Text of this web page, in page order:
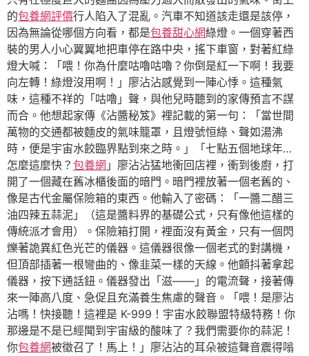
的包養網評價行人陷入了混亂。汽車不知道該走還是該停，
因為無論從哪個方向看，都是包養甜心網綠燈。一個穿著西
裝的男人小心翼翼地把車停在路中央，搖下車窗，對著紅綠
燈大喊：「喂！你為什麼咕嚕咕嚕？你倒是紅一下啊！我要
向左轉！綠燈沒用啊！」廖沾沾感覺到一陣心悸。這種氣
味，這種不祥的「咕嚕」聲，與他兒時聽到的家傳預言不謀
而合。他想起家傳《沾醬秘笈》裡記載的第一句：「當世間
萬物的交通都被麵皮的氣味籠罩，且燈號恒綠、聲如湯沸
時，便是宇宙水餃臨界點到來之時。」「七點五個地球年…
怎麼這麼快？ 包養網 」廖沾沾猛地衝回店裡，衝到後廚，打
開了一個藏在舊冰櫃後面的暗門。暗門裡放著一個老舊的、
像是古代金屬保險箱的東西。他輸入了密碼：「一醬二醋三
油四辣五蒜泥」（這是醬料界的基礎公式，只有像他這樣的
傳統派才會用）。保險箱打開，裡面沒有黃金，只有一個閃
爍著詭異紅色光芒的儀器。這儀器很像一個老式的對講機，
但頂部插著一根彎曲的、像韭菜一樣的天線。他顫抖著拿起
儀器，按下通話鈕。儀器發出「滋——」的電流聲，接著傳
來一陣高八度、急促且充滿養生焦慮的聲音。「喂！是廖沾
沾嗎！快接聽！這裡是 K-999！宇宙水餃聯盟特級特務！你
那邊是不是已經聞到宇宙級的酸味了？我們需要你的蒜泥！
你包養網被徵召了！馬上！」廖沾沾的耳朵被這聲音震得嗡